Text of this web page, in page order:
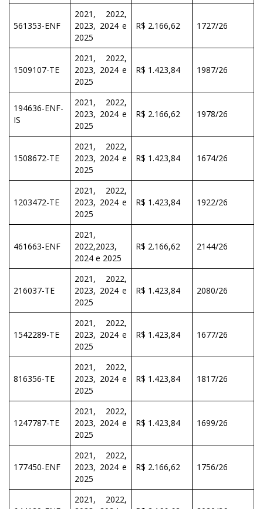
561353-ENF
2021, 2022,
2023, 2024 e
2025
R$ 2.166,62 1727/26
1509107-TE
2021, 2022,
2023, 2024 e
2025
R$ 1.423,84 1987/26
194636-ENF-
IS
2021, 2022,
2023, 2024 e
2025
R$ 2.166,62 1978/26
1508672-TE
2021, 2022,
2023, 2024 e
2025
R$ 1.423,84 1674/26
1203472-TE
2021, 2022,
2023, 2024 e
2025
R$ 1.423,84 1922/26
461663-ENF
2021,
2022,2023,
2024 e 2025
R$ 2.166,62 2144/26
216037-TE
2021, 2022,
2023, 2024 e
2025
R$ 1.423,84 2080/26
1542289-TE
2021, 2022,
2023, 2024 e
2025
R$ 1.423,84 1677/26
816356-TE
2021, 2022,
2023, 2024 e
2025
R$ 1.423,84 1817/26
1247787-TE
2021, 2022,
2023, 2024 e
2025
R$ 1.423,84 1699/26
177450-ENF
2021, 2022,
2023, 2024 e
2025
R$ 2.166,62 1756/26
2021, 2022,